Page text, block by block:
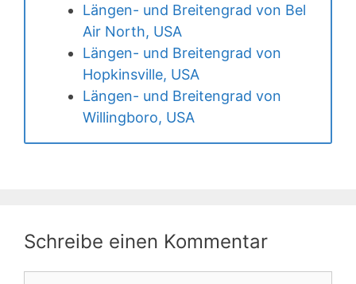
Längen- und Breitengrad von Bel
Air North, USA
Längen- und Breitengrad von
Hopkinsville, USA
Längen- und Breitengrad von
Willingboro, USA
Schreibe einen Kommentar